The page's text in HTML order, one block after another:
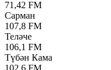
71,42 FM
Сарман
107,8 FM
Теләче
106,1 FM
Түбән Кама
102,6 FM